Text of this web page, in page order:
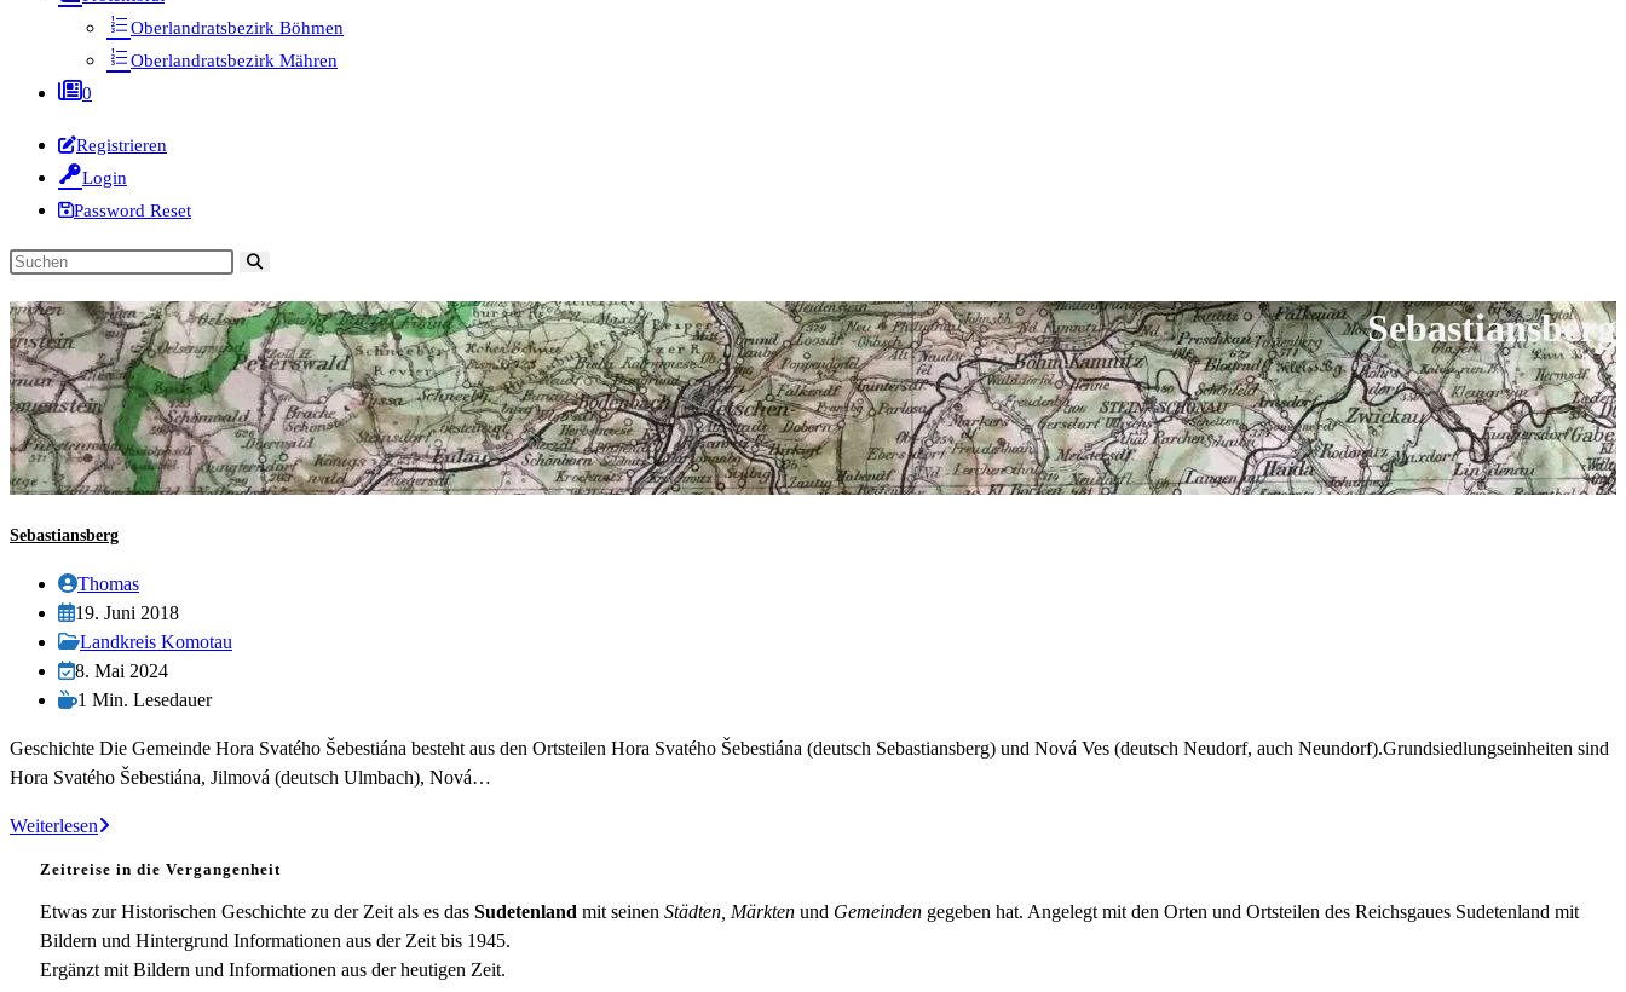
Oberlandratsbezirk Böhmen
Oberlandratsbezirk Mähren
0
Registrieren
Login
Password Reset
Diese
durchsuchen
Sebastiansberg
Sebastiansberg
Beitrags-
Autor:
Thomas
Beitrag
veröffentlicht:
19. Juni 2018
Beitrags-
Kategorie:
Landkreis Komotau
Beitrag
zuletzt
am:
8. Mai 2024
Lesedauer:
1 Min. Lesedauer
Geschichte Die Gemeinde Hora Svatého Šebestiána besteht aus den Ortsteilen Hora Svatého Šebestiána (deutsch Sebastiansberg) und Nová Ves (deutsch Neudorf, auch Neundorf).Grundsiedlungseinheiten sind
Hora Svatého Šebestiána, Jilmová (deutsch Ulmbach), Nová…
WeiterlesenSebastiansberg
Zeitreise in die Vergangenheit
Etwas zur Historischen Geschichte zu der Zeit als es das Sudetenland mit seinen Städten, Märkten und Gemeinden gegeben hat. Angelegt mit den Orten und Ortsteilen des Reichsgaues Sudetenland mit
Bildern und Hintergrund Informationen aus der Zeit bis 1945.
Ergänzt mit Bildern und Informationen aus der heutigen Zeit.